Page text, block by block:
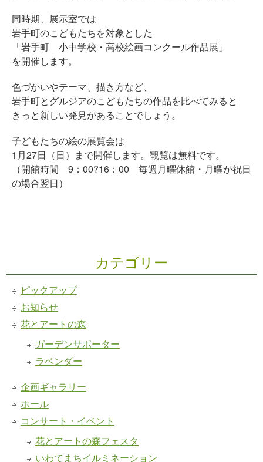
同時期、展示室では
岩手町のこどもたちを対象とした
「岩手町 小中学校・高校絵画コンクール作品展」
を開催します。
色づかいやテーマ、描き方など、
岩手町とグルジアのこどもたちの作品を比べてみると
きっと新しい発見があることでしょう。
子どもたちの絵の展覧会は
1月27日（日）まで開催します。観覧は無料です。
（開館時間 9：00?16：00 毎週月曜休館・月曜が祝日
の場合翌日）
カテゴリー
ピックアップ
お知らせ
花とアートの森
ガーデンサポーター
ラベンダー
企画ギャラリー
ホール
コンサート・イベント
花とアートの森フェスタ
いわてまちイルミネーション